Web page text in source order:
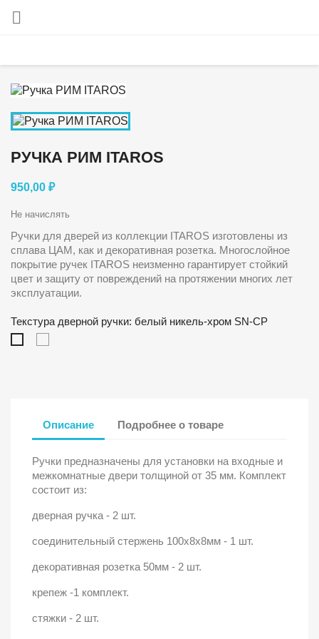

РУЧКА РИМ ITAROS
950,00 ₽
Не начислять
Ручки для дверей из коллекции ITAROS изготовлены из
сплава ЦАМ, как и декоративная розетка. Многослойное
покрытие ручек ITAROS неизменно гарантирует стойкий
цвет и защиту от повреждений на протяжении многих лет
эксплуатации.
Текстура дверной ручки: белый никель-хром SN-CP
Описание Подробнее о товаре
Ручки предназначены для установки на входные и
межкомнатные двери толщиной от 35 мм. Комплект
состоит из:
дверная ручка - 2 шт.
соединительный стержень 100х8х8мм - 1 шт.
декоративная розетка 50мм - 2 шт.
крепеж -1 комплект.
стяжки - 2 шт.